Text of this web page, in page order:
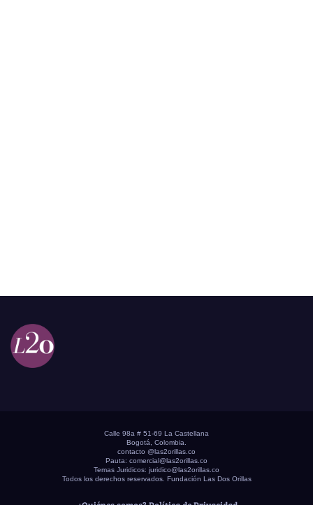
Calle 98a # 51-69 La Castellana
Bogotá, Colombia.
contacto @las2orillas.co
Pauta: comercial@las2orillas.co
Temas Juridicos: juridico@las2orillas.co
Todos los derechos reservados. Fundación Las Dos Orillas